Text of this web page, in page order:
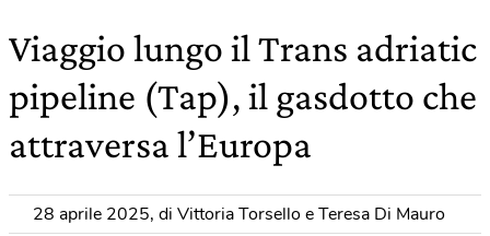
Viaggio lungo il Trans adriatic
pipeline (Tap), il gasdotto che
attraversa l’Europa
28 aprile 2025, di Vittoria Torsello e Teresa Di Mauro